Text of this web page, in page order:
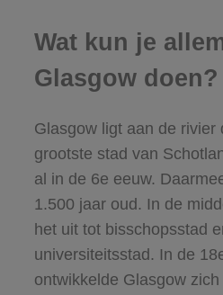
Wat kun je
Glasgow doen?
Glasgow ligt aan de rivier
grootste stad van
al in de 6e eeuw.
1.500 jaar oud. In de
het uit tot bisschopsstad
universiteitsstad. In de
ontwikkelde Glasgow